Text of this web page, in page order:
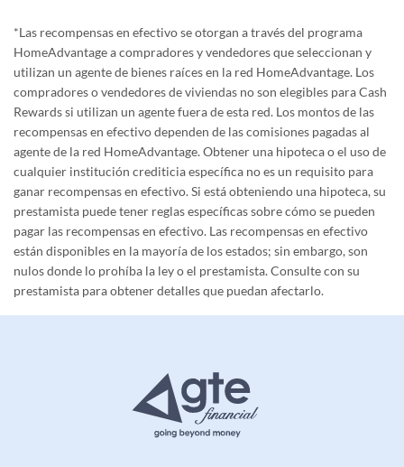
*Las recompensas en efectivo se otorgan a través del programa
HomeAdvantage a compradores y vendedores que seleccionan y
utilizan un agente de bienes raíces en la red HomeAdvantage. Los
compradores o vendedores de viviendas no son elegibles para Cash
Rewards si utilizan un agente fuera de esta red. Los montos de las
recompensas en efectivo dependen de las comisiones pagadas al
agente de la red HomeAdvantage. Obtener una hipoteca o el uso de
cualquier institución crediticia específica no es un requisito para
ganar recompensas en efectivo. Si está obteniendo una hipoteca, su
prestamista puede tener reglas específicas sobre cómo se pueden
pagar las recompensas en efectivo. Las recompensas en efectivo
están disponibles en la mayoría de los estados; sin embargo, son
nulos donde lo prohíba la ley o el prestamista. Consulte con su
prestamista para obtener detalles que puedan afectarlo.